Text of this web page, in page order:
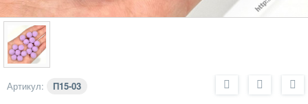
Артикул: П15-03